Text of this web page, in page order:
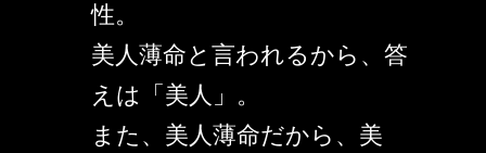
性。
美人薄命と言われるから、答
えは「美人」。
また、美人薄命だから、美